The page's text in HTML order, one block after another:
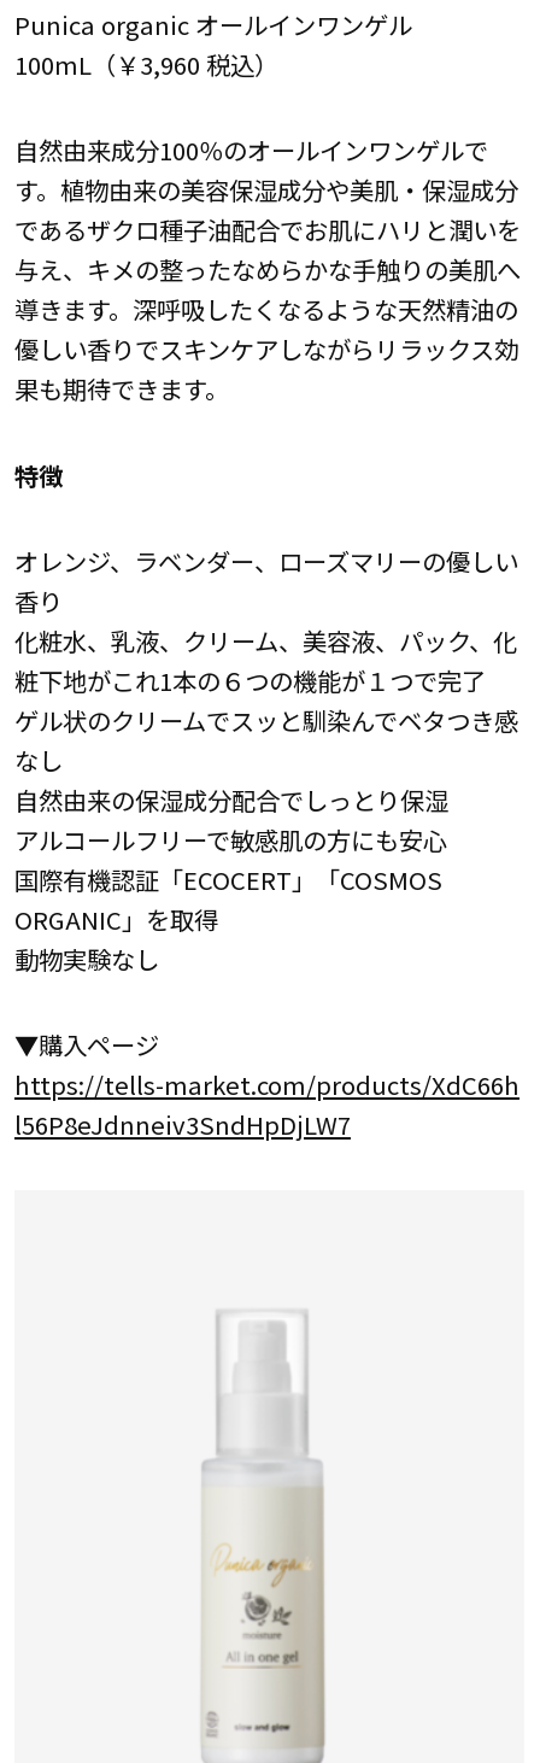
Punica organic オールインワンゲル
100mL（￥3,960 税込）
自然由来成分100％のオールインワンゲルで
す。植物由来の美容保湿成分や美肌・保湿成分
であるザクロ種子油配合でお肌にハリと潤いを
与え、キメの整ったなめらかな手触りの美肌へ
導きます。深呼吸したくなるような天然精油の
優しい香りでスキンケアしながらリラックス効
果も期待できます。
特徴
オレンジ、ラベンダー、ローズマリーの優しい
香り
化粧水、乳液、クリーム、美容液、パック、化
粧下地がこれ1本の６つの機能が１つで完了
ゲル状のクリームでスッと馴染んでベタつき感
なし
自然由来の保湿成分配合でしっとり保湿
アルコールフリーで敏感肌の方にも安心
国際有機認証「ECOCERT」「COSMOS
ORGANIC」を取得
動物実験なし
▼購入ページ
https://tells-market.com/products/XdC66h
l56P8eJdnneiv3SndHpDjLW7